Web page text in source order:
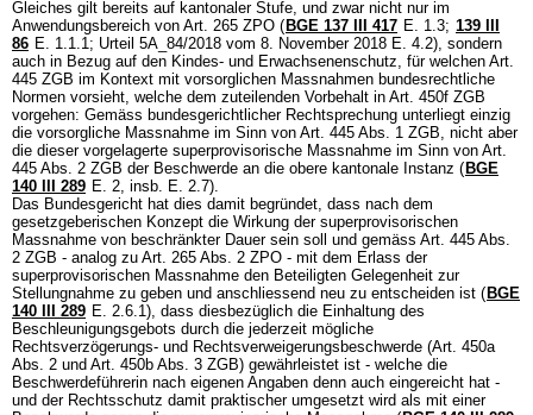
Gleiches gilt bereits auf kantonaler Stufe, und zwar nicht nur im
Anwendungsbereich von Art. 265 ZPO ( BGE 137 III 417 E. 1.3; 139 III
86 E. 1.1.1; Urteil 5A_84/2018 vom 8. November 2018 E. 4.2), sondern
auch in Bezug auf den Kindes- und Erwachsenenschutz, für welchen Art.
445 ZGB im Kontext mit vorsorglichen Massnahmen bundesrechtliche
Normen vorsieht, welche dem zuteilenden Vorbehalt in Art. 450f ZGB
vorgehen: Gemäss bundesgerichtlicher Rechtsprechung unterliegt einzig
die vorsorgliche Massnahme im Sinn von Art. 445 Abs. 1 ZGB, nicht aber
die dieser vorgelagerte superprovisorische Massnahme im Sinn von Art.
445 Abs. 2 ZGB der Beschwerde an die obere kantonale Instanz ( BGE
140 III 289 E. 2, insb. E. 2.7).
Das Bundesgericht hat dies damit begründet, dass nach dem
gesetzgeberischen Konzept die Wirkung der superprovisorischen
Massnahme von beschränkter Dauer sein soll und gemäss Art. 445 Abs.
2 ZGB - analog zu Art. 265 Abs. 2 ZPO - mit dem Erlass der
superprovisorischen Massnahme den Beteiligten Gelegenheit zur
Stellungnahme zu geben und anschliessend neu zu entscheiden ist ( BGE
140 III 289 E. 2.6.1), dass diesbezüglich die Einhaltung des
Beschleunigungsgebots durch die jederzeit mögliche
Rechtsverzögerungs- und Rechtsverweigerungsbeschwerde (Art. 450a
Abs. 2 und Art. 450b Abs. 3 ZGB) gewährleistet ist - welche die
Beschwerdeführerin nach eigenen Angaben denn auch eingereicht hat -
und der Rechtsschutz damit praktischer umgesetzt wird als mit einer